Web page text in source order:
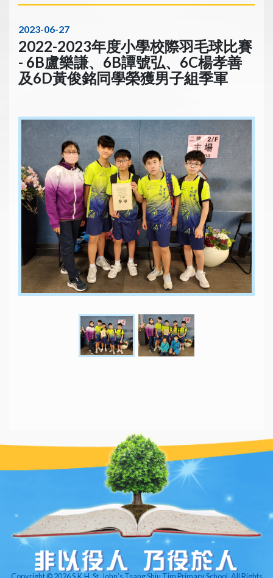
2023-06-27
2022-2023年度小學校際羽毛球比賽
- 6B盧樂謙、6B譚號弘、6C楊孝善
及6D黃俊銘同學榮獲男子組季軍